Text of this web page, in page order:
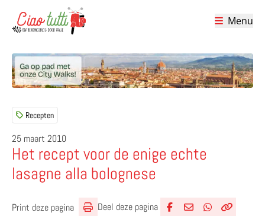
Menu
Recepten
25 maart 2010
Het recept voor de enige echte
lasagne alla bolognese
Print deze pagina Deel deze pagina